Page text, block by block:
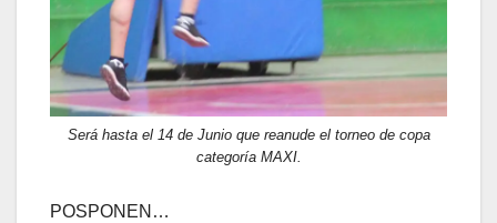
Será hasta el 14 de Junio que reanude el torneo de copa
categoría MAXI.
POSPONEN…